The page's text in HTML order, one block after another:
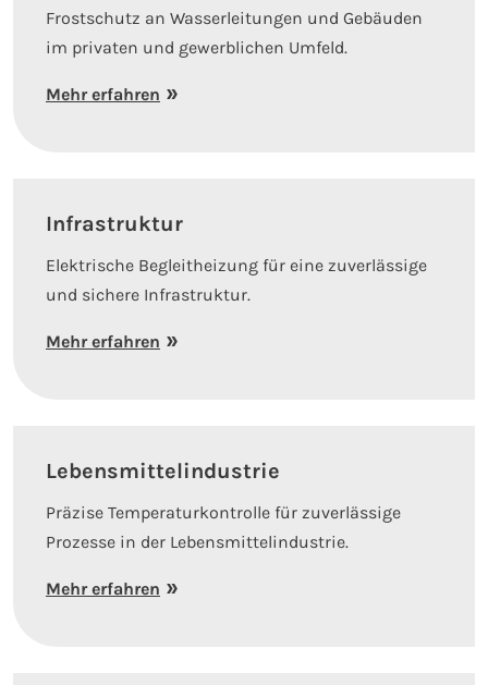
Frostschutz an Wasserleitungen und Gebäuden
im privaten und gewerblichen Umfeld.
Mehr erfahren
Infrastruktur
Elektrische Begleitheizung für eine zuverlässige
und sichere Infrastruktur.
Mehr erfahren
Lebensmittelindustrie
Präzise Temperaturkontrolle für zuverlässige
Prozesse in der Lebensmittelindustrie.
Mehr erfahren